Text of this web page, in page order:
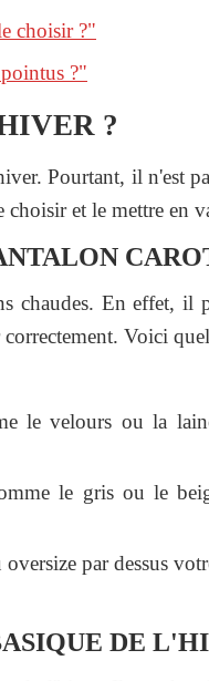
choisir ?"
?"
?
Pourtant, il n'est
et le mettre en
chaudes. En effet,
Voici
le velours ou la
le gris ou le
par dessus
DE